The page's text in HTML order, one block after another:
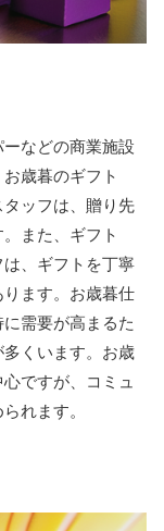
などの商業施設
歳暮のギフト
ッフは、贈り先
また、ギフト
、ギフトを丁寧
ます。お歳暮仕
需要が高まるた
くいます。お歳
ですが、コミュ
れます。